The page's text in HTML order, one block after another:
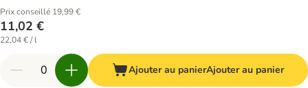
Prix conseillé 19,99 €
11,02 €
22,04 € / l
Ajouter au panierAjouter au panier